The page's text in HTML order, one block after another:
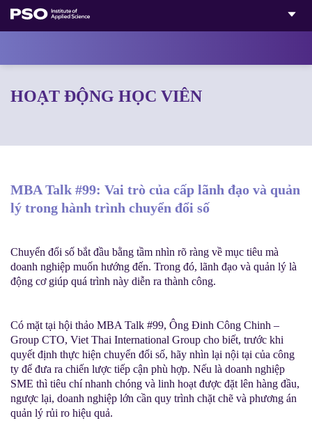
qua
nội
HOẠT ĐỘNG HỌC VIÊN
MBA Talk #99: Vai trò của cấp lãnh đạo và quản
lý trong hành trình chuyển đổi số
Chuyển đổi số bắt đầu bằng tầm nhìn rõ ràng về mục tiêu mà
doanh nghiệp muốn hướng đến. Trong đó, lãnh đạo và quản lý là
động cơ giúp quá trình này diễn ra thành công.
Có mặt tại hội thảo MBA Talk #99, Ông Đinh Công Chinh –
Group CTO, Viet Thai International Group cho biết, trước khi
quyết định thực hiện chuyển đổi số, hãy nhìn lại nội tại của công
ty để đưa ra chiến lược tiếp cận phù hợp. Nếu là doanh nghiệp
SME thì tiêu chí nhanh chóng và linh hoạt được đặt lên hàng đầu,
ngược lại, doanh nghiệp lớn cần quy trình chặt chẽ và phương án
quản lý rủi ro hiệu quả.